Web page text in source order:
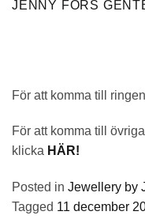
JENNY FORS
För att komma till
För att komma till
klicka HÄR!
Posted in Jewellery by
Tagged 11 december